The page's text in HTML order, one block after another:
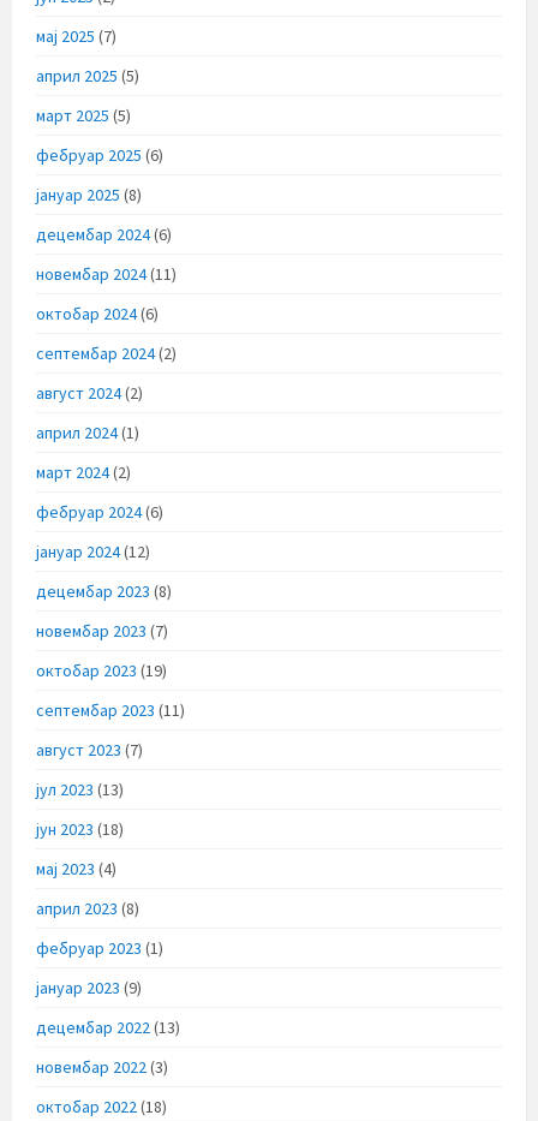
мај 2025 (7)
април 2025 (5)
март 2025 (5)
фебруар 2025 (6)
јануар 2025 (8)
децембар 2024(6)
новембар 2024(11)
октобар 2024(6)
септембар 2024(2)
август 2024(2)
април 2024(1)
март 2024(2)
фебруар 2024(6)
јануар 2024(12)
децембар 2023 (8)
новембар 2023 (7)
октобар 2023 (19)
септембар 2023 (11)
август 2023 (7)
јул 2023 (13)
јун 2023 (18)
мај 2023 (4)
април 2023 (8)
фебруар 2023 (1)
јануар 2023 (9)
децембар 2022(13)
новембар 2022(3)
октобар 2022(18)